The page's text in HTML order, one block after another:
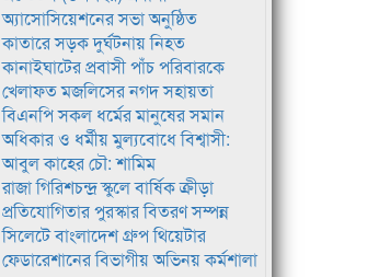
অ্যাসোসিয়েশনের সভা অনুষ্ঠিত
কাতারে সড়ক দুর্ঘটনায় নিহত
কানাইঘাটের প্রবাসী পাঁচ পরিবারকে
খেলাফত মজলিসের নগদ সহায়তা
বিএনপি সকল ধর্মের মানুষের সমান
অধিকার ও ধর্মীয় মুল্যবোধে বিশ্বাসী:
আবুল কাহের চৌ: শামিম
রাজা গিরিশচন্দ্র স্কুলে বার্ষিক ক্রীড়া
প্রতিযোগিতার পুরস্কার বিতরণ সম্পন্ন
সিলেটে বাংলাদেশ গ্রুপ থিয়েটার
ফেডারেশানের বিভাগীয় অভিনয় কর্মশালা